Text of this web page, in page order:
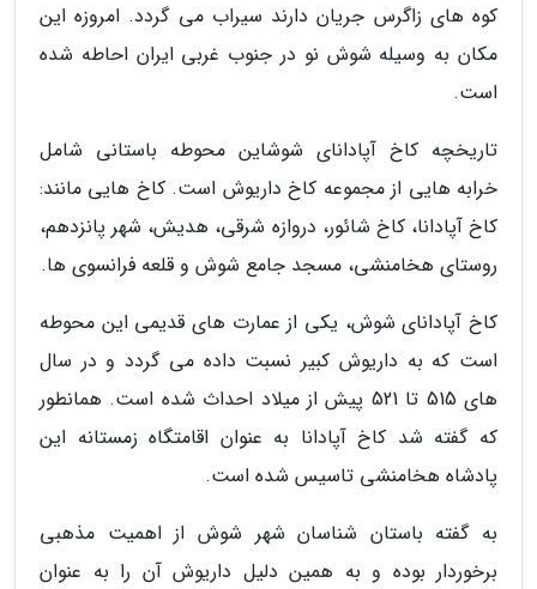
کوه های زاگرس جریان دارند سیراب می گردد. امروزه این
مکان به وسیله شوش نو در جنوب غربی ایران احاطه شده
است.
تاریخچه کاخ آپادانای شوشاین محوطه باستانی شامل
خرابه هایی از مجموعه کاخ داریوش است. کاخ هایی مانند:
کاخ آپادانا، کاخ شائور، دروازه شرقی، هدیش، شهر پانزدهم،
روستای هخامنشی، مسجد جامع شوش و قلعه فرانسوی ها.
کاخ آپادانای شوش، یکی از عمارت های قدیمی این محوطه
است که به داریوش کبیر نسبت داده می گردد و در سال
های 515 تا 521 پیش از میلاد احداث شده است. همانطور
که گفته شد کاخ آپادانا به عنوان اقامتگاه زمستانه این
پادشاه هخامنشی تاسیس شده است.
به گفته باستان شناسان شهر شوش از اهمیت مذهبی
برخوردار بوده و به همین دلیل داریوش آن را به عنوان